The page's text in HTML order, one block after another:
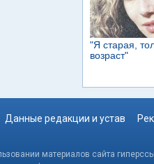
Данные редакции и устав
материалов сайта